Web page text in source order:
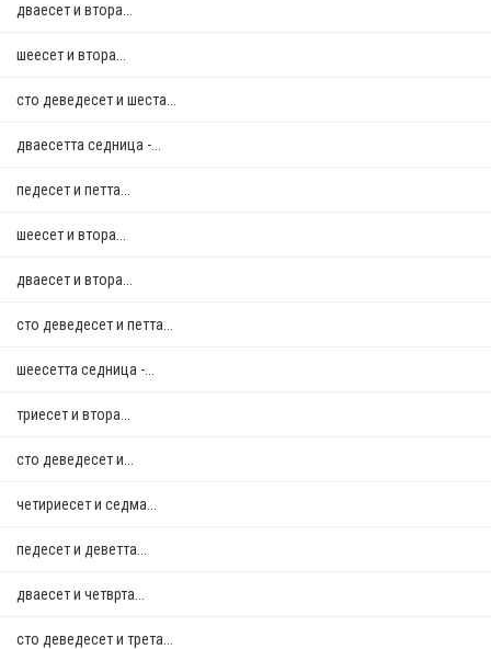
дваесет и втора...
шеесет и втора...
сто деведесет и шеста...
дваесетта седница -...
педесет и петта...
шеесет и втора...
дваесет и втора...
сто деведесет и петта...
шеесетта седница -...
триесет и втора...
сто деведесет и...
четириесет и седма...
педесет и деветта...
дваесет и четврта...
сто деведесет и трета...